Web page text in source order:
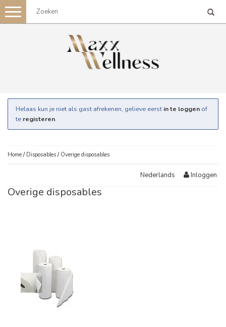
Toggle
navigation
Helaas kun je niet als gast afrekenen, gelieve eerst in te loggen of
te registeren.
Home / Disposables / Overige disposables
Nederlands Inloggen
Overige disposables